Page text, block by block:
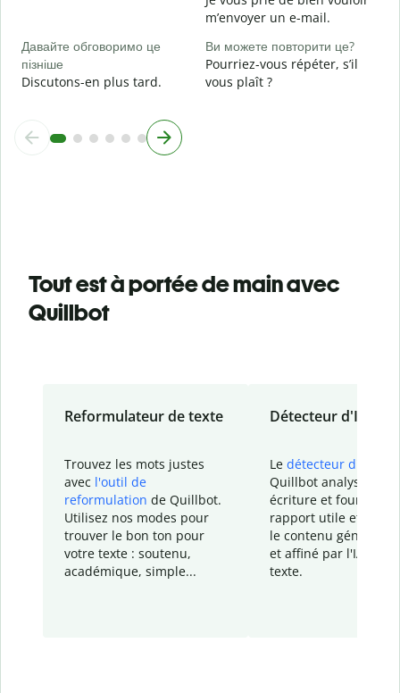
m’envoyer un e-mail.
Давайте обговоримо це
пізніше
Discutons-en plus tard.
Ви можете повторити це?
Pourriez-vous répéter, s’il
vous plaît ?
Tout est à portée de main avec
Quillbot
Reformulateur de texte
Trouvez les mots justes
avec l'outil de
reformulation de Quillbot.
Utilisez nos modes pour
trouver le bon ton pour
votre texte : soutenu,
académique, simple...
Détecteur d'IA
Le détecteur d'IA
Quillbot analyse votre
écriture et fournit un
rapport utile et
le contenu généré
et affiné par l'IA
texte.